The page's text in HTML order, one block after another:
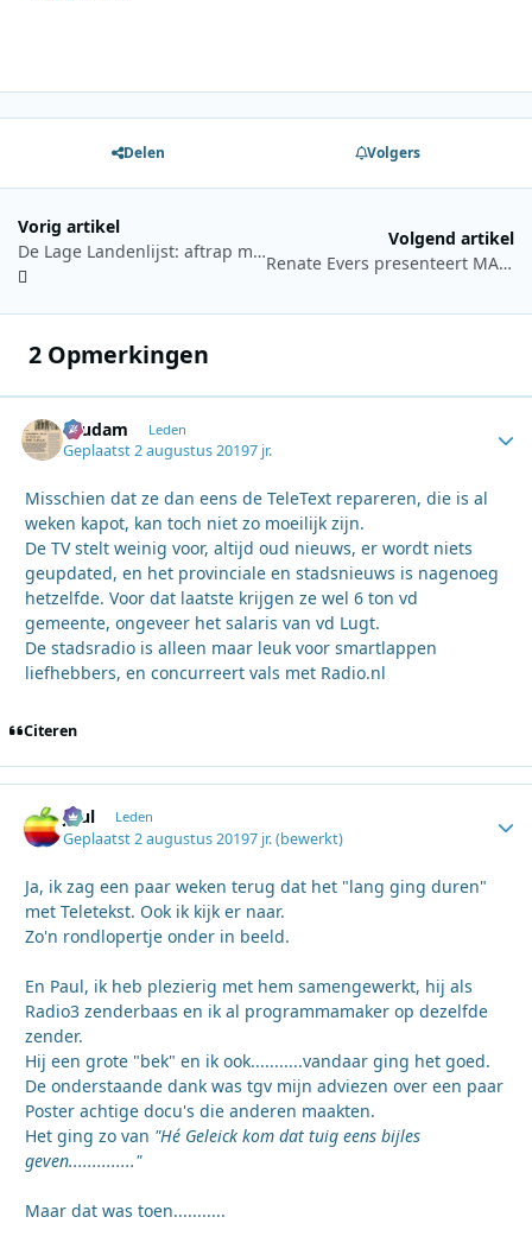
Delen Volgers
Vorig artikel
De Lage Landenlijst: aftrap met zes preshows rond nieuwe muziek uit de Lage Landen
Volgend artikel
Renate Evers presenteert MAX Vandaag nieuwsbulletins in Haandrikman!
2 Opmerkingen
ruudam Leden
Geplaatst2 augustus 20197 jr.
Misschien dat ze dan eens de TeleText repareren, die is al
weken kapot, kan toch niet zo moeilijk zijn.
De TV stelt weinig voor, altijd oud nieuws, er wordt niets
geupdated, en het provinciale en stadsnieuws is nagenoeg
hetzelfde. Voor dat laatste krijgen ze wel 6 ton vd
gemeente, ongeveer het salaris van vd Lugt.
De stadsradio is alleen maar leuk voor smartlappen
liefhebbers, en concurreert vals met Radio.nl
Citeren
Juul Leden
Geplaatst2 augustus 20197 jr.(bewerkt)
Ja, ik zag een paar weken terug dat het "lang ging duren"
met Teletekst. Ook ik kijk er naar.
Zo'n rondlopertje onder in beeld.
En Paul, ik heb plezierig met hem samengewerkt, hij als
Radio3 zenderbaas en ik al programmamaker op dezelfde
zender.
Hij een grote "bek" en ik ook...........vandaar ging het goed.
De onderstaande dank was tgv mijn adviezen over een paar
Poster achtige docu's die anderen maakten.
Het ging zo van "Hé Geleick kom dat tuig eens bijles
geven.............."
Maar dat was toen...........